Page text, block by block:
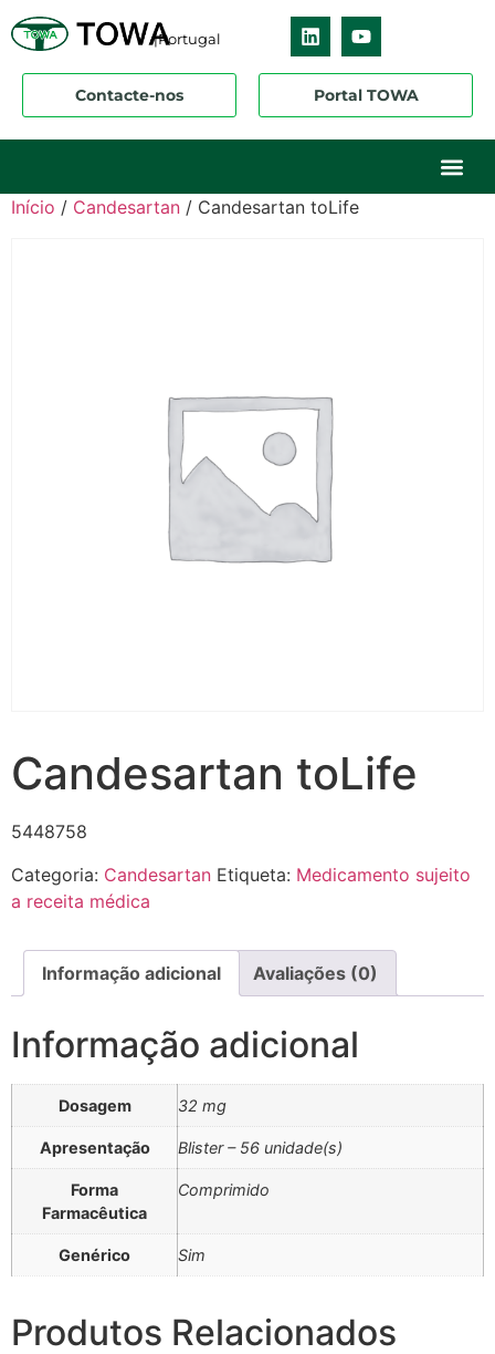
|Portugal
Contacte-nos Portal TOWA
Início / Candesartan / Candesartan toLife
Candesartan toLife
5448758
Categoria: Candesartan Etiqueta: Medicamento sujeito
a receita médica
Informação adicional Avaliações (0)
Informação adicional
Dosagem 32 mg
Apresentação Blister – 56 unidade(s)
Forma
Farmacêutica
Comprimido
Genérico Sim
Produtos Relacionados